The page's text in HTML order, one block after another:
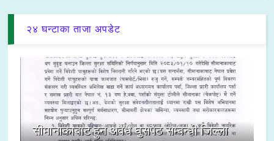
२४ घन्टाका ताजा अपडेट
सीमानाकाबाट हुने अवैध घुसपैठ सम्बन्धी जिल्ला